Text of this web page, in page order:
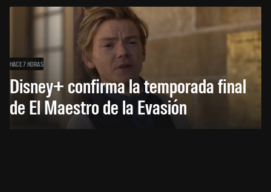
HACE 7 HORAS
Disney+ confirma la temporada final
de El Maestro de la Evasión